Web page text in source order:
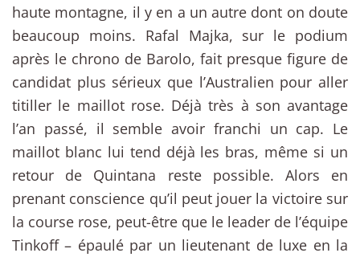
haute montagne, il y en a un autre dont on doute
beaucoup moins. Rafal Majka, sur le podium
après le chrono de Barolo, fait presque figure de
candidat plus sérieux que l’Australien pour aller
titiller le maillot rose. Déjà très à son avantage
l’an passé, il semble avoir franchi un cap. Le
maillot blanc lui tend déjà les bras, même si un
retour de Quintana reste possible. Alors en
prenant conscience qu’il peut jouer la victoire sur
la course rose, peut-être que le leader de l’équipe
Tinkoff – épaulé par un lieutenant de luxe en la